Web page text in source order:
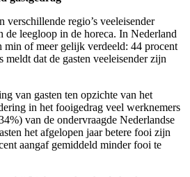
verschillende regio’s veeleisender
de leegloop in de horeca. In Nederland
min of meer gelijk verdeeld: 44 procent
meldt dat de gasten veeleisender zijn
van gasten ten opzichte van het
in het fooigedrag veel werknemers
van de ondervraagde Nederlandse
het afgelopen jaar betere fooi zijn
aangaf gemiddeld minder fooi te